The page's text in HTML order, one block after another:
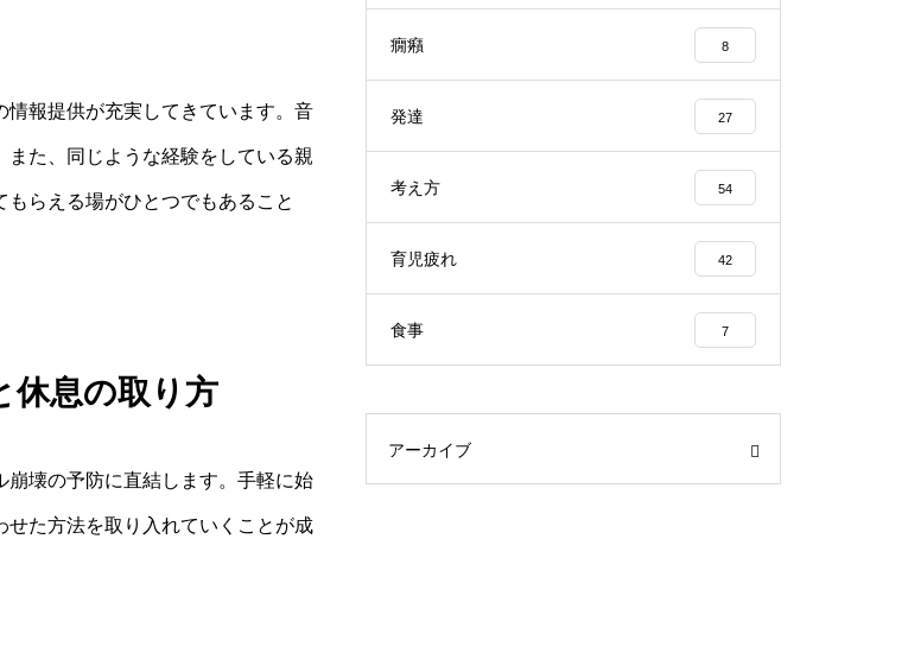
報提供が充実してきています。音
た、同じような経験をしている親
らえる場がひとつでもあること
休息の取り方
崩壊の予防に直結します。手軽に始
た方法を取り入れていくことが成
癇癪 8
発達 27
考え方 54
育児疲れ 42
食事 7
アーカイブ